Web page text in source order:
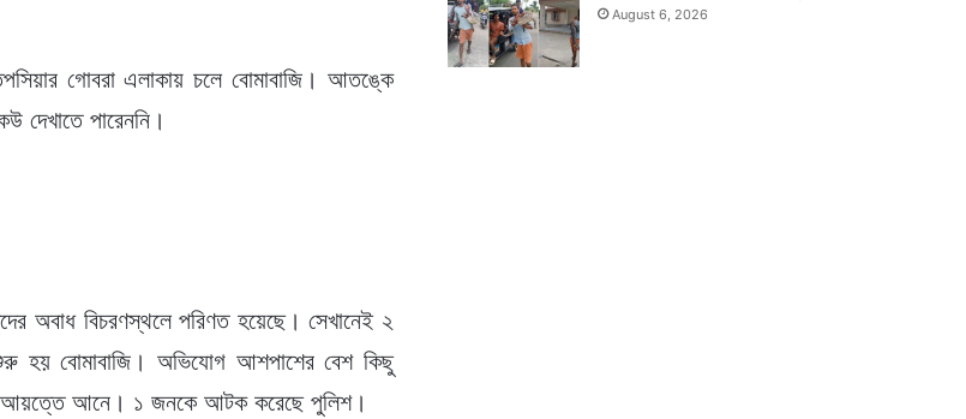
গোবরা এলাকায় চলে বোমাবাজি। আতঙ্কে
দেখাতে পারেননি।
অবাধ বিচরণস্থলে পরিণত হয়েছে। সেখানেই ২
হয় বোমাবাজি। অভিযোগ আশপাশের বেশ কিছু
আয়ত্তে আনে। ১ জনকে আটক করেছে পুলিশ।
August 6, 2026